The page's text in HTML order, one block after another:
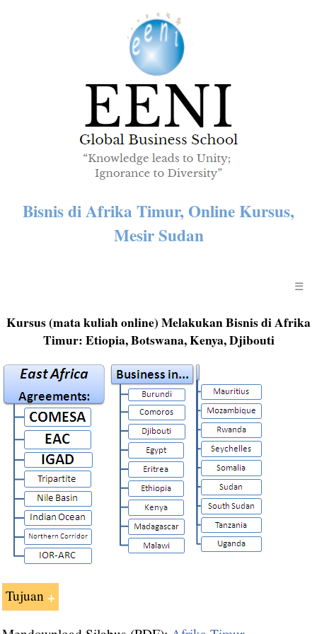
Bisnis di Afrika Timur, Online Kursus,
Mesir Sudan
☰
Kursus (mata kuliah online) Melakukan Bisnis di Afrika
Timur: Etiopia, Botswana, Kenya, Djibouti
Tujuan